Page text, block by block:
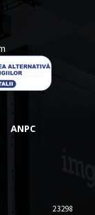
ANPC
23298